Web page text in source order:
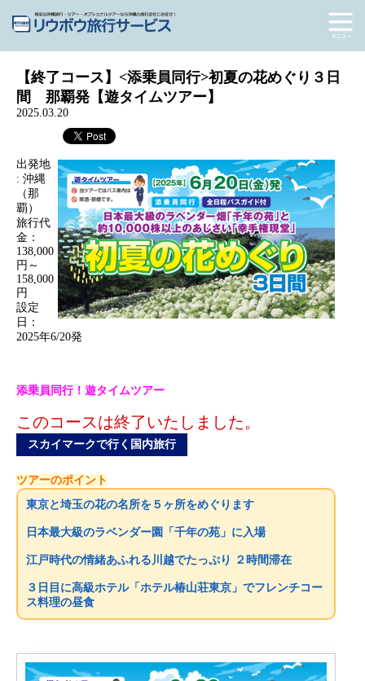
【終了コース】<添乗員同行>初夏の花めぐり３日
間 那覇発【遊タイムツアー】
2025.03.20
出発地
: 沖縄
（那
覇）
旅行代
金：
138,000
円～
158,000
円
設定
日：
2025年6/20発
添乗員同行！遊タイムツアー
このコースは終了いたしました。
スカイマークで行く国内旅行
ツアーのポイント
東京と埼玉の花の名所を５ヶ所をめぐります
日本最大級のラベンダー園「千年の苑」に入場
江戸時代の情緒あふれる川越でたっぷり ２時間滞在
３日目に高級ホテル「ホテル椿山荘東京」でフレンチコー
ス料理の昼食